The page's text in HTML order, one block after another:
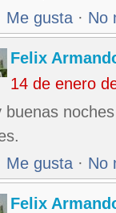
Me gusta · No
Felix
14 de enero
buenas
Me gusta · No
Felix